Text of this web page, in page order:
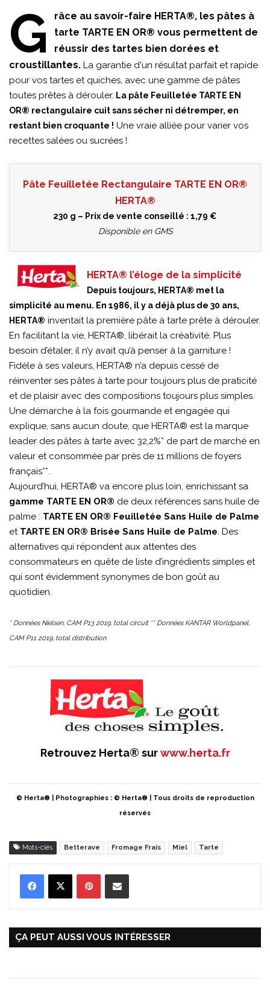
G
râce au savoir-faire HERTA®, les pâtes à
tarte TARTE EN OR® vous permettent de
réussir des tartes bien dorées et
croustillantes. La garantie d'un résultat parfait et rapide
pour vos tartes et quiches, avec une gamme de pâtes
toutes prêtes à dérouler. La pâte Feuilletée TARTE EN
OR® rectangulaire cuit sans sécher ni détremper, en
restant bien croquante ! Une vraie alliée pour varier vos
recettes salées ou sucrées !
Pâte Feuilletée Rectangulaire TARTE EN OR®
HERTA®
230 g – Prix de vente conseillé : 1,79 €
Disponible en GMS
HERTA® l’éloge de la simplicité
Depuis toujours, HERTA® met la
simplicité au menu. En 1986, il y a déjà plus de 30 ans,
HERTA® inventait la première pâte à tarte prête à dérouler.
En facilitant la vie, HERTA®, libérait la créativité. Plus
besoin d’étaler, il n’y avait qu’à penser à la garniture !
Fidèle à ses valeurs, HERTA® n’a depuis cessé de
réinventer ses pâtes à tarte pour toujours plus de praticité
et de plaisir avec des compositions toujours plus simples.
Une démarche à la fois gourmande et engagée qui
explique, sans aucun doute, que HERTA® est la marque
leader des pâtes à tarte avec 32,2%* de part de marché en
valeur et consommée par près de 11 millions de foyers
français**.
Aujourd’hui, HERTA® va encore plus loin, enrichissant sa
gamme TARTE EN OR® de deux références sans huile de
palme : TARTE EN OR® Feuilletée Sans Huile de Palme
et TARTE EN OR® Brisée Sans Huile de Palme. Des
alternatives qui répondent aux attentes des
consommateurs en quête de liste d’ingrédients simples et
qui sont évidemment synonymes de bon goût au
quotidien.
* Données Nielsen, CAM P13 2019, total circuit ** Données KANTAR Worldpanel,
CAM P11 2019, total distribution
Retrouvez Herta® surwww.herta.fr
© Herta® | Photographies : © Herta® | Tous droits de reproduction
réservés
Mots-clés Betterave Fromage Frais Miel Tarte
ÇA PEUT AUSSI VOUS INTÉRESSER